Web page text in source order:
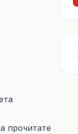
прочитате